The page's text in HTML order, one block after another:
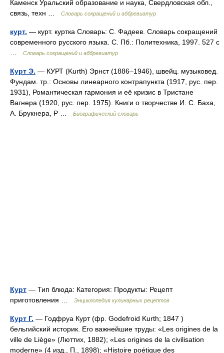
Каменск Уральский образование и наука, Свердловская обл.,
связь, техн …
Словарь сокращений и аббревиатур
курт. — курт. куртка Словарь: С. Фадеев. Словарь сокращений
современного русского языка. С. Пб.: Политехника, 1997. 527 с
Словарь сокращений и аббревиатур
Курт Э. — КУРТ (Kurth) Эрнст (1886–1946), швейц. музыковед.
Фундам. тр.: Основы линеарного контрапункта (1917, рус. пер.
1931), Романтическая гармония и её кризис в Тристане
Вагнера (1920, рус. пер. 1975). Книги о творчестве И. С. Баха,
А. Брукнера, Р …
Биографический словарь
Курт — Тип блюда: Категория: Продукты: Рецепт
приготовления …
Энциклопедия кулинарных рецептов
Курт Г. — Годфруа Курт (фр. Godefroid Kurth; 1847 )
бельгийский историк. Его важнейшие труды: «Les origines de la
ville de Liège» (Люттих, 1882); «Les origines de la civilisation
moderne» (4 изд., П., 1898); «Histoire poétique des